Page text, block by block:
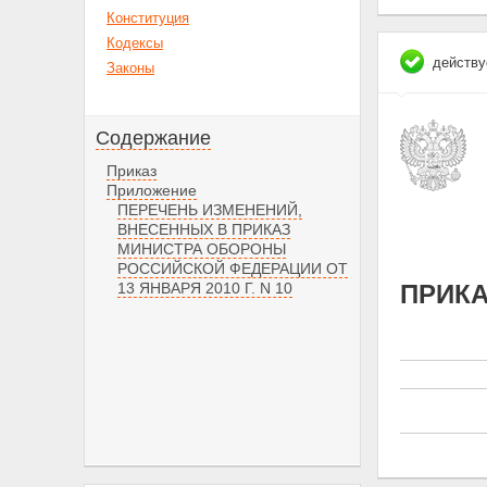
Конституция
Кодексы
Законы
Содержание
Приказ
Приложение
ПЕРЕЧЕНЬ ИЗМЕНЕНИЙ,
ВНЕСЕННЫХ В ПРИКАЗ
МИНИСТРА ОБОРОНЫ
РОССИЙСКОЙ ФЕДЕРАЦИИ ОТ
13 ЯНВАРЯ 2010 Г. N 10